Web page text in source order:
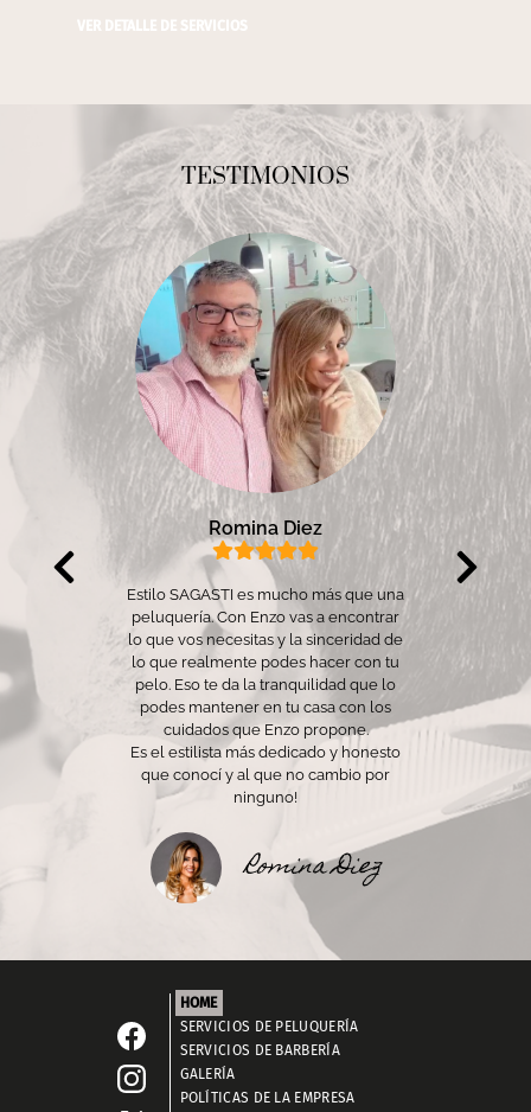
VER DETALLE DE SERVICIOS
TESTIMONIOS
Romina Diez
Estilo SAGASTI es mucho más que una
peluquería. Con Enzo vas a encontrar
lo que vos necesitas y la sinceridad de
lo que realmente podes hacer con tu
pelo. Eso te da la tranquilidad que lo
podes mantener en tu casa con los
cuidados que Enzo propone.
Es el estilista más dedicado y honesto
que conocí y al que no cambio por
ninguno!
Romina Diez
HOME
SERVICIOS DE PELUQUERÍA
SERVICIOS DE BARBERÍA
GALERÍA
POLÍTICAS DE LA EMPRESA